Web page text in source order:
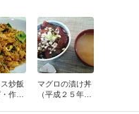
炒飯
作り
マグロの漬け丼
（平成２５年１